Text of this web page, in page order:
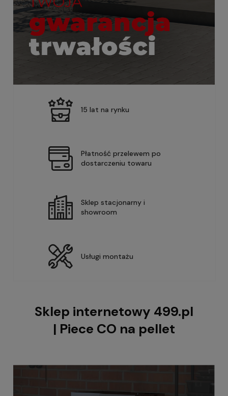
15 lat na rynku
Płatność przelewem po
dostarczeniu towaru
Sklep stacjonarny i
showroom
Usługi montażu
Sklep internetowy 499.pl
| Piece CO na pellet